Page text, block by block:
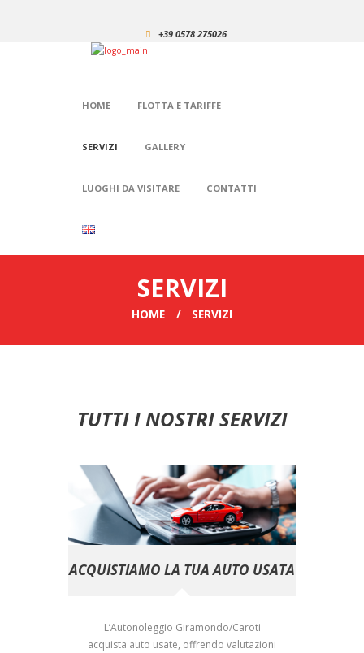
+39 0578 275026
HOME FLOTTA E TARIFFE
SERVIZI GALLERY
LUOGHI DA VISITARE CONTATTI
SERVIZI
HOME SERVIZI
TUTTI I NOSTRI SERVIZI
ACQUISTIAMO LA TUA AUTO USATA
L’Autonoleggio Giramondo/Caroti
acquista auto usate, offrendo valutazioni